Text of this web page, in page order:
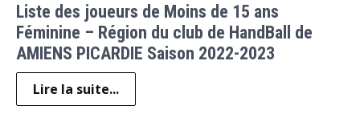
Liste des joueurs de Moins de 15 ans
Féminine – Région du club de HandBall de
AMIENS PICARDIE Saison 2022-2023
Lire la suite...